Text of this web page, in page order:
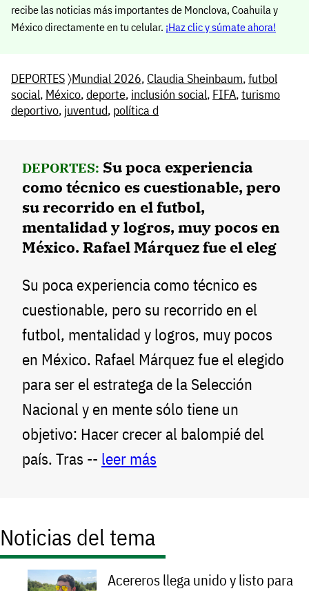
recibe las noticias más importantes de Monclova, Coahuila y
México directamente en tu celular. ¡Haz clic y súmate ahora!
DEPORTES〉Mundial 2026, Claudia Sheinbaum,futbol
social, México,deporte, inclusión social, FIFA,turismo
deportivo, juventud, política d
DEPORTES: Su poca experiencia
como técnico es cuestionable, pero
su recorrido en el futbol,
mentalidad y logros, muy pocos en
México. Rafael Márquez fue el eleg
Su poca experiencia como técnico es
cuestionable, pero su recorrido en el
futbol, mentalidad y logros, muy pocos
en México. Rafael Márquez fue el elegido
para ser el estratega de la Selección
Nacional y en mente sólo tiene un
objetivo: Hacer crecer al balompié del
país. Tras -- leer más
Noticias del tema
Acereros llega unido y listo para